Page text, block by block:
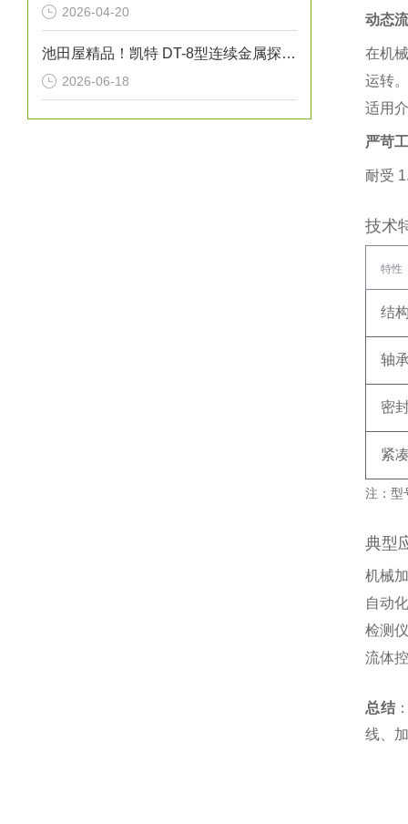
2026-04-20
池田屋精品！凯特 DT-8型连续金属探测器 参数介绍
2026-06-18
动态
在机
运转。
适用
严苛
耐受 ‌
技术
特性
结
轴
密
紧
注：型
典型
机械
自动
检测
流体
总结
线、